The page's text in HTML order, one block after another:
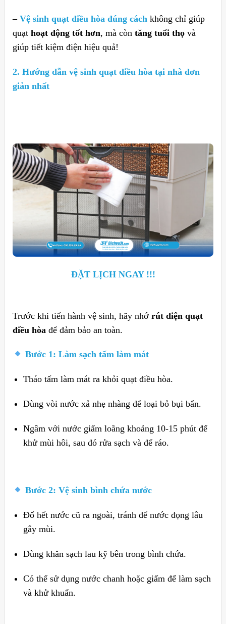
– Vệ sinh quạt điều hòa đúng cáchkhông chỉ giúp
quạt hoạt động tốt hơn, mà còn tăng tuổi thọvà
giúp tiết kiệm điện hiệu quả!
2. Hướng dẫn vệ sinh quạt điều hòa tại nhà đơn
giản nhất
ĐẶT LỊCH NGAY !!!
Trước khi tiến hành vệ sinh, hãy nhớ rút điện quạt
điều hòa để đảm bảo an toàn.
Bước 1: Làm sạch tấm làm mát
Tháo tấm làm mát ra khỏi quạt điều hòa.
Dùng vòi nước xả nhẹ nhàng để loại bỏ bụi bẩn.
Ngâm với nước giấm loãng khoảng 10-15 phút để
khử mùi hôi, sau đó rửa sạch và để ráo.
Bước 2: Vệ sinh bình chứa nước
Đổ hết nước cũ ra ngoài, tránh để nước đọng lâu
gây mùi.
Dùng khăn sạch lau kỹ bên trong bình chứa.
Có thể sử dụng nước chanh hoặc giấm để làm sạch
và khử khuẩn.